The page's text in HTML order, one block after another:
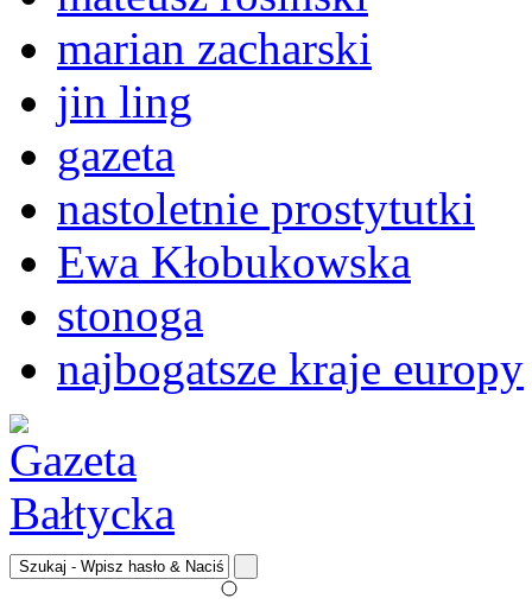
marian zacharski
jin ling
gazeta
nastoletnie prostytutki
Ewa Kłobukowska
stonoga
najbogatsze kraje europy